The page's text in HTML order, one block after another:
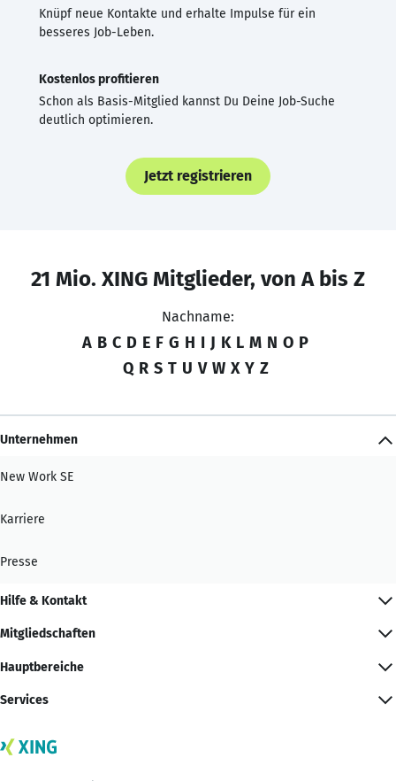
Knüpf neue Kontakte und erhalte Impulse für ein
besseres Job-Leben.
Kostenlos profitieren
Schon als Basis-Mitglied kannst Du Deine Job-Suche
deutlich optimieren.
Jetzt registrieren
21 Mio. XING Mitglieder, von A bis Z
Nachname:
A B C D E F G H I J K L M N O P
Q R S T U V W X Y Z
Unternehmen
New Work SE
Karriere
Presse
Hilfe & Kontakt
Mitgliedschaften
Hauptbereiche
Services